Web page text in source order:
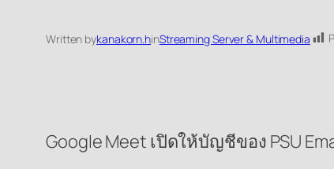
Written bykanakorn.hinStreaming Server & Multimedia
Google Meet เปิดให้บัญชีของ PSU